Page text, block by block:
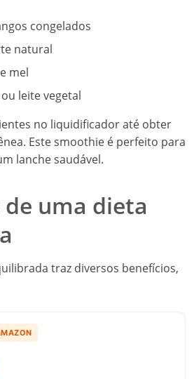
congelados
natural
mel
leite vegetal
no liquidificador até obter
Este smoothie é perfeito para
lanche saudável.
uma dieta
traz diversos benefícios,